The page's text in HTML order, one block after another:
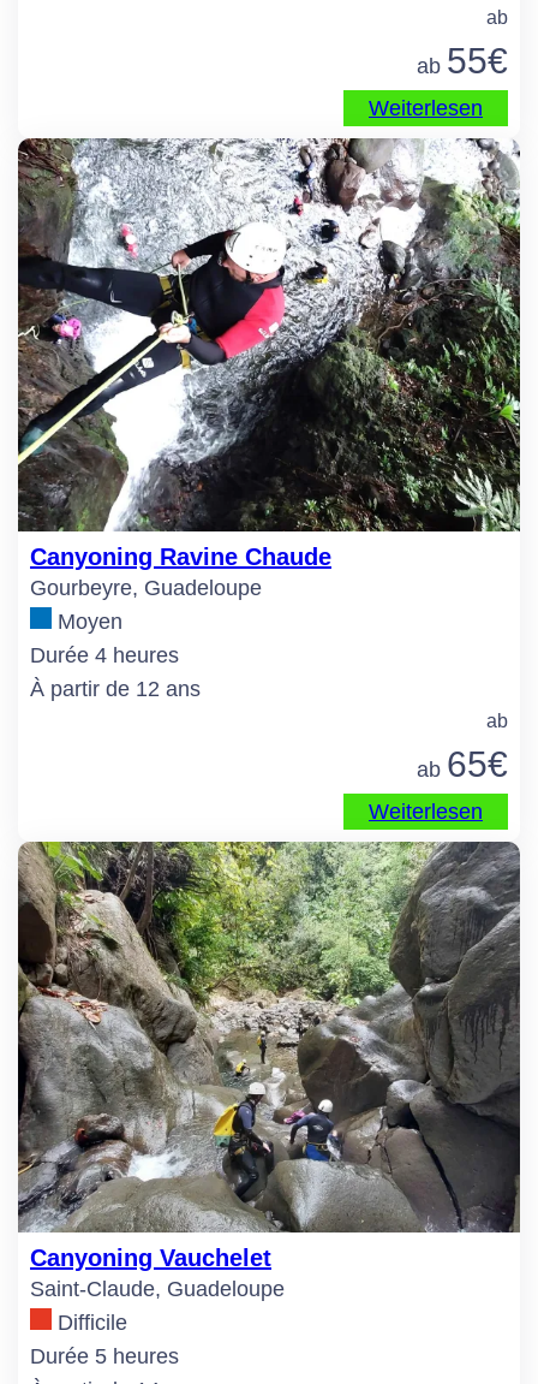
ab
ab 55€
Weiterlesen
Canyoning Ravine Chaude
Gourbeyre, Guadeloupe
Moyen
Durée 4 heures
À partir de 12 ans
ab
ab 65€
Weiterlesen
Canyoning Vauchelet
Saint-Claude, Guadeloupe
Difficile
Durée 5 heures